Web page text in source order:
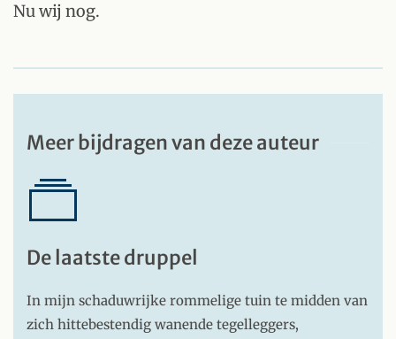
Nu wij nog.
Meer bijdragen van deze auteur
De laatste druppel
In mijn schaduwrijke rommelige tuin te midden van
zich hittebestendig wanende tegelleggers,